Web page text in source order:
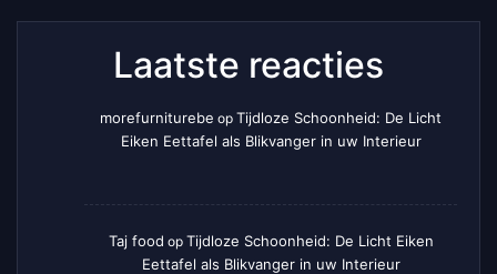
Laatste reacties
morefurniturebe op Tijdloze Schoonheid: De Licht
Eiken Eettafel als Blikvanger in uw Interieur
Taj food op Tijdloze Schoonheid: De Licht Eiken
Eettafel als Blikvanger in uw Interieur